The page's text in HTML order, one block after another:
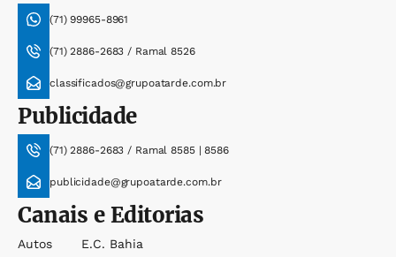
(71) 99965-8961
(71) 2886-2683 / Ramal 8526
classificados@grupoatarde.com.br
Publicidade
(71) 2886-2683 / Ramal 8585 | 8586
publicidade@grupoatarde.com.br
Canais e Editorias
Autos
E.c. Bahia